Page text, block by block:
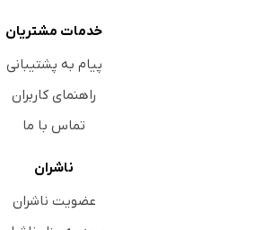
خدمات مشتریان
پیام به پشتیبانی
راهنمای کاربران
تماس با ما
ناشران
عضویت ناشران